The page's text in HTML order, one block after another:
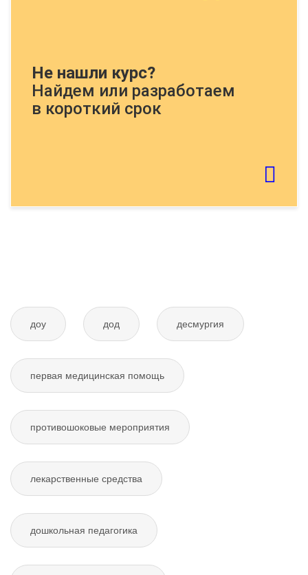
Не нашли курс?
Найдем или разработаем
в короткий срок
доу дод десмургия
первая медицинская помощь
противошоковые мероприятия
лекарственные средства
дошкольная педагогика